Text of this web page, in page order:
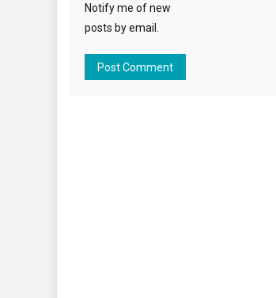
Notify me of new
posts by email.